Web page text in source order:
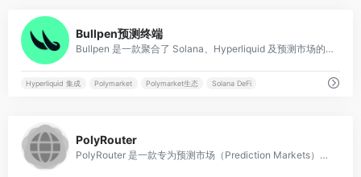
Bullpen预测终端
Bullpen 是一款聚合了 Solana、Hyperliquid 及预测市场的全能型链上交易终端与社交跟单平台。
Hyperliquid 集成 Polymarket Polymarket生态 Solana DeFi
PolyRouter
PolyRouter 是一款专为预测市场（Prediction Markets）设计的统一 API 聚合器，旨在通过单一接口连接 Polymarket、Kalshi 和 Limitless 等主流平台。